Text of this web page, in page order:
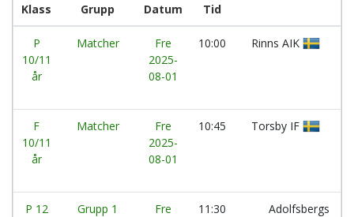
Klass Grupp Datum Tid
P
10/11
år
Matcher
Fre
2025-
08-01
10:00 Rinns AIK
F
10/11
år
Matcher
Fre
2025-
08-01
10:45 Torsby IF
P 12
Grupp 1
Fre
11:30
Adolfsbergs